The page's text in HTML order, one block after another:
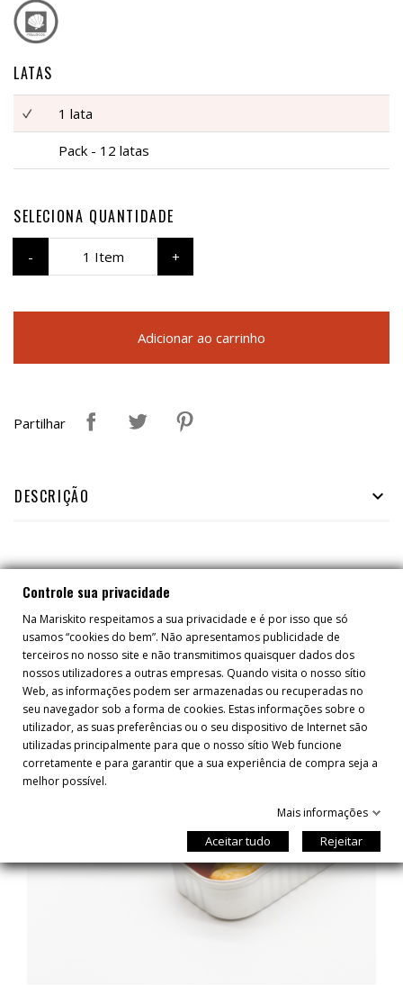
LATAS
1 lata
Pack - 12 latas
SELECIONA QUANTIDADE
1 Item
Adicionar ao carrinho
Partilhar
DESCRIÇÃO 
TAMBÉM PODERÁ GOSTAR
Controle sua privacidade
Na Mariskito respeitamos a sua privacidade e é por isso que só
usamos “cookies do bem”. Não apresentamos publicidade de
terceiros no nosso site e não transmitimos quaisquer dados dos
nossos utilizadores a outras empresas. Quando visita o nosso sítio
Web, as informações podem ser armazenadas ou recuperadas no
seu navegador sob a forma de cookies. Estas informações sobre o
utilizador, as suas preferências ou o seu dispositivo de Internet são
utilizadas principalmente para que o nosso sítio Web funcione
corretamente e para garantir que a sua experiência de compra seja a
melhor possível.
Mais informações
Aceitar tudo Rejeitar